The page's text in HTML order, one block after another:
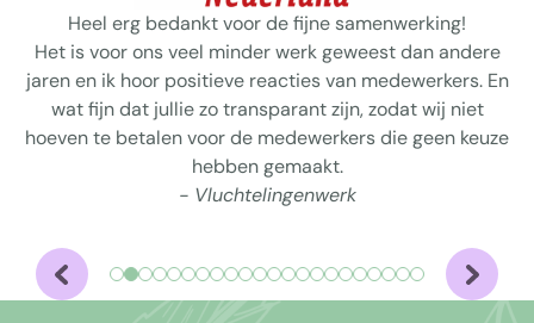
Heel erg bedankt voor de fijne samenwerking!
Het is voor ons veel minder werk geweest dan andere
jaren en ik hoor positieve reacties van medewerkers. En
wat fijn dat jullie zo transparant zijn, zodat wij niet
hoeven te betalen voor de medewerkers die geen keuze
hebben gemaakt.
- Vluchtelingenwerk